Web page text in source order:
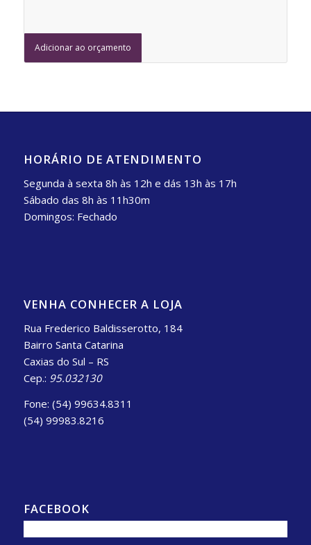
Adicionar ao orçamento
HORÁRIO DE ATENDIMENTO
Segunda à sexta 8h às 12h e dás 13h às 17h
Sábado das 8h às 11h30m
Domingos: Fechado
VENHA CONHECER A LOJA
Rua Frederico Baldisserotto, 184
Bairro Santa Catarina
Caxias do Sul – RS
Cep.: 95.032130
Fone: (54) 99634.8311
(54) 99983.8216
FACEBOOK